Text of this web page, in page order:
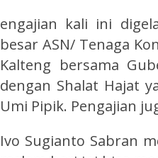
engajian kali ini
besar ASN/ Tenaga
Kalteng bersama
dengan Shalat Hajat
Umi Pipik. Pengajian
Ivo Sugianto Sabran